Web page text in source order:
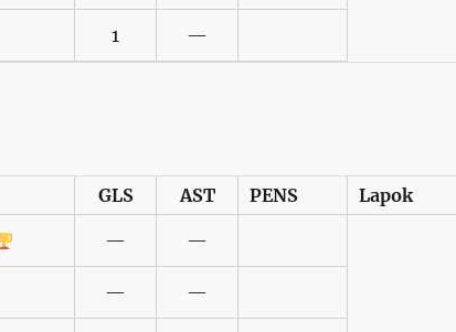
1 —
GLS AST PENS Lapok
— —
— —